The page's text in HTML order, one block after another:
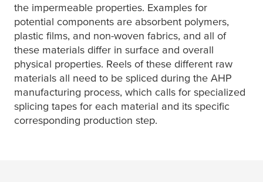
the impermeable properties. Examples for
potential components are absorbent polymers,
plastic films, and non-woven fabrics, and all of
these materials differ in surface and overall
physical properties. Reels of these different raw
materials all need to be spliced during the AHP
manufacturing process, which calls for specialized
splicing tapes for each material and its specific
corresponding production step.